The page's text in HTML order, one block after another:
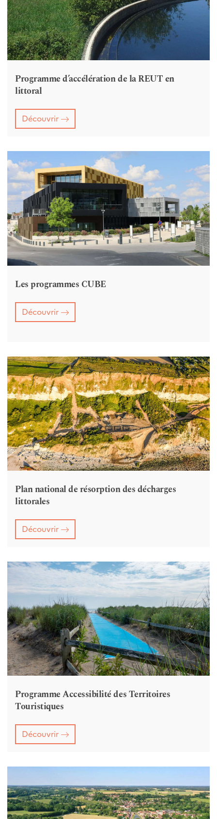
Programme d’accélération de la REUT en
littoral
Découvrir
Les programmes CUBE
Découvrir
Plan national de résorption des décharges
littorales
Découvrir
Programme Accessibilité des Territoires
Touristiques
Découvrir